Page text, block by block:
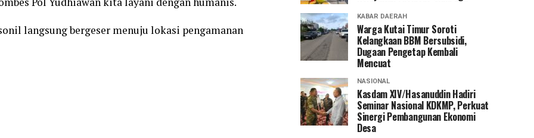
langsung bergeser menuju lokasi pengamanan
KABAR DAERAH
Warga Kutai Timur Soroti
Kelangkaan BBM Bersubsidi,
Dugaan Pengetap Kembali
Mencuat
NASIONAL
Kasdam XIV/Hasanuddin Hadiri
Seminar Nasional KDKMP, Perkuat
Sinergi Pembangunan Ekonomi
Desa